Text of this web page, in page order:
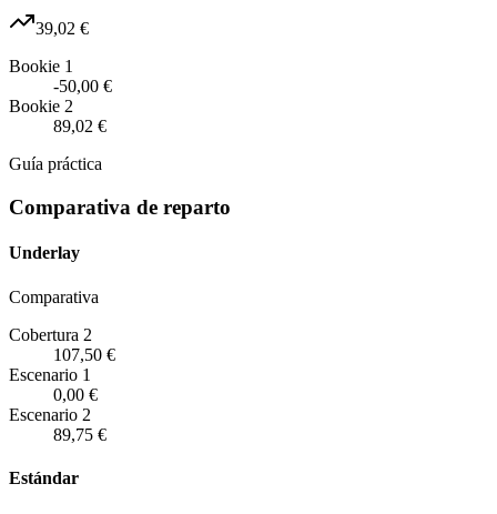
39,02 €
Bookie 1
-50,00 €
Bookie 2
89,02 €
Guía práctica
Comparativa de reparto
Underlay
Comparativa
Cobertura 2
107,50 €
Escenario 1
0,00 €
Escenario 2
89,75 €
Estándar